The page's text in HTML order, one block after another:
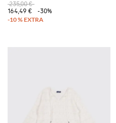
235,00 €
164,49 €
-30%